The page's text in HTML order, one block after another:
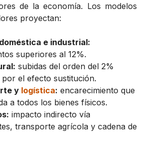
de la economía. Los modelos
proyectan:
e industrial:
superiores al 12%.
subidas del orden del 2%
por el efecto sustitución.
y logística: encarecimiento que
a todos los bienes físicos.
impacto indirecto vía
transporte agrícola y cadena de